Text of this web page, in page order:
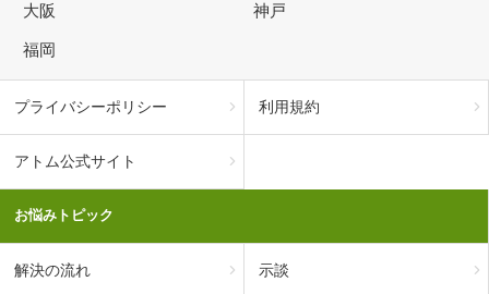
大阪 神戸
福岡
プライバシーポリシー 利用規約
アトム公式サイト
お悩みトピック
解決の流れ 示談